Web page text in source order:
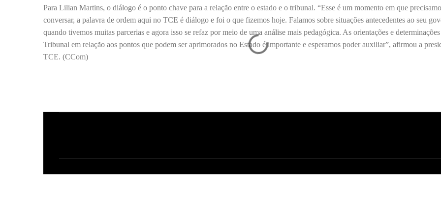
Para Lilian Martins, o diálogo é o ponto chave para a relação entre o estado e o tribunal. “Esse é um momento em que
conversar, a palavra de ordem aqui no TCE é diálogo e foi o que fizemos hoje. Falamos sobre situações antecedentes ao seu
quando tivemos muitas parcerias e agora isso se refaz por meio de uma análise mais pedagógica. As orientações e
Tribunal em relação aos pontos que podem ser aprimorados no Estado é importante e esperamos poder auxiliar”, afirmou a
TCE. (CCom)